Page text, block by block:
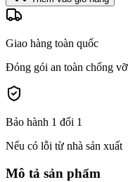
Giao hàng toàn quốc
Đóng gói an toàn chống vỡ
Bảo hành 1 đổi 1
Nếu có lỗi từ nhà sản xuất
Mô tả sản phẩm